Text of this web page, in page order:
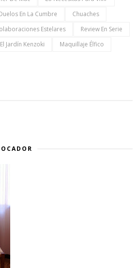
En La Cumbre
Chuaches
Estelares
Review En Serie
El Jardín Kenzoki
Maquillaje Élfico